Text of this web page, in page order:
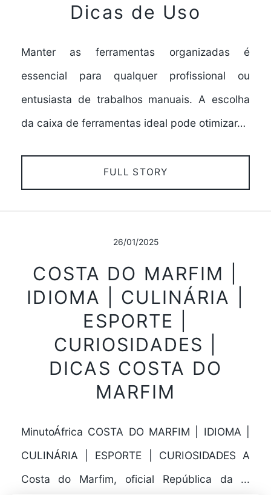
Dicas de Uso
Manter as ferramentas organizadas é
essencial para qualquer profissional ou
entusiasta de trabalhos manuais. A escolha
da caixa de ferramentas ideal pode otimizar…
FULL STORY
26/01/2025
COSTA DO MARFIM |
IDIOMA | CULINÁRIA |
ESPORTE |
CURIOSIDADES |
DICAS COSTA DO
MARFIM
MinutoÁfrica COSTA DO MARFIM | IDIOMA |
CULINÁRIA | ESPORTE | CURIOSIDADES A
Costa do Marfim, oficial República da ...